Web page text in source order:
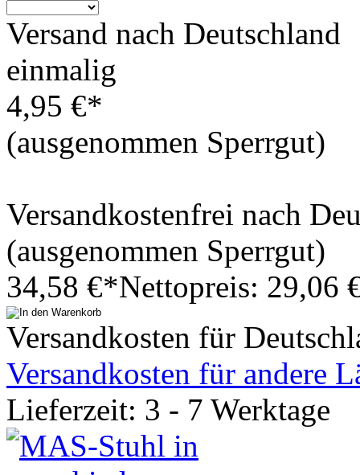
Versand nach Deutschland
einmalig
4,95 €*
(ausgenommen Sperrgut)
Versandkostenfrei nach
(ausgenommen Sperrgut)
34,58 €*Nettopreis: 29,06
Versandkosten für
Versandkosten für andere
Lieferzeit: 3 - 7 Werktage